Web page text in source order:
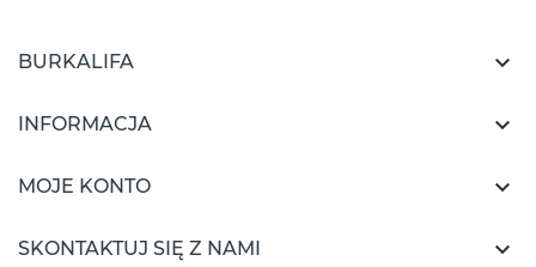
BURKALIFA 
INFORMACJA 
MOJE KONTO 
SKONTAKTUJ SIĘ Z NAMI 